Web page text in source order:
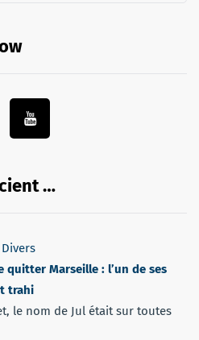
…
Divers
quitter Marseille : l’un de ses
trahi
le nom de Jul était sur toutes